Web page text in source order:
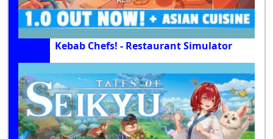
Kebab Chefs! - Restaurant Simulator